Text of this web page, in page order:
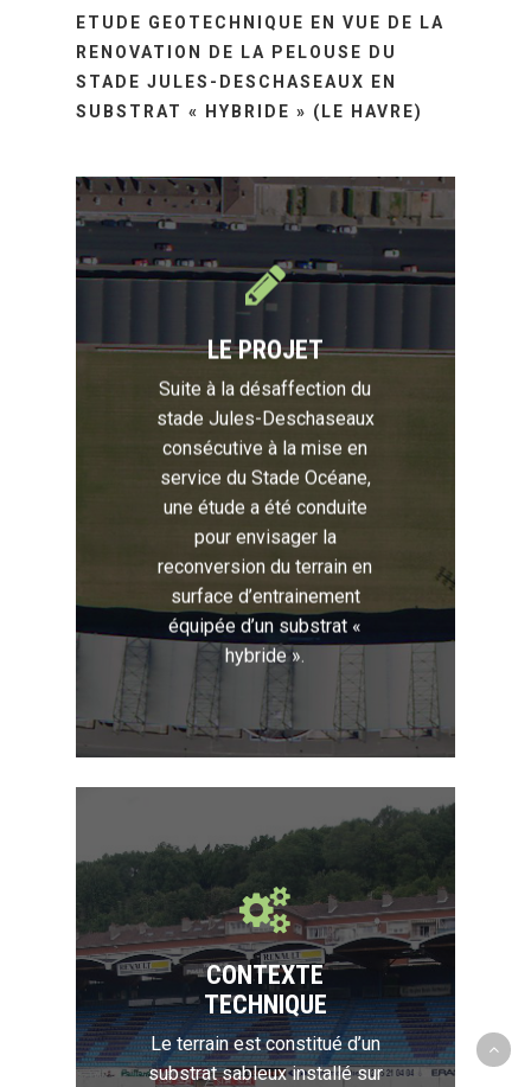
ETUDE GEOTECHNIQUE EN VUE DE LA
RENOVATION DE LA PELOUSE DU
STADE JULES-DESCHASEAUX EN
SUBSTRAT « HYBRIDE » (LE HAVRE)
LE PROJET
Suite à la désaffection du
stade Jules-Deschaseaux
consécutive à la mise en
service du Stade Océane,
une étude a été conduite
pour envisager la
reconversion du terrain en
surface d’entrainement
équipée d’un substrat «
hybride ».
CONTEXTE
TECHNIQUE
Le terrain est constitué d’un
substrat sableux installé sur